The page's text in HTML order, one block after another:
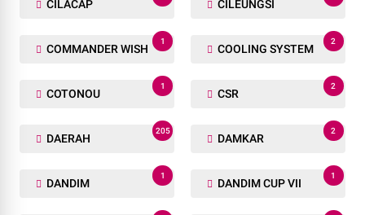
CILACAP CILEUNGSI
COMMANDER WISH
1
COOLING SYSTEM
2
COTONOU
1
CSR
2
DAERAH
205
DAMKAR
2
DANDIM
1
DANDIM CUP VII
1